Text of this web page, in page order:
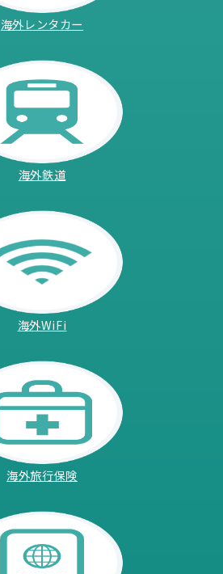
海外レンタカー
海外鉄道
海外WiFi
海外旅行保険